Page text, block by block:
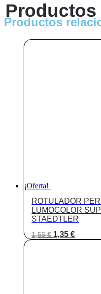
cantidad
Productos
¡Oferta!
ROTULADOR
LUMOCOLOR
STAEDTLER
1,55€ El
precio
1,35 €El
precio